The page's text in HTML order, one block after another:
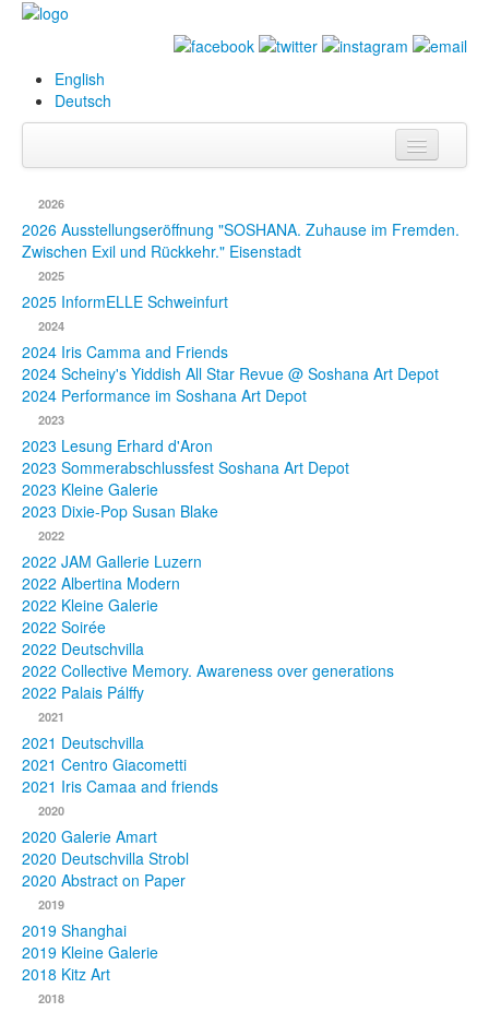
English
Deutsch
Biografie
Ausstellungen
& Projekte
Presse
Publikationen
Texte
Sammlungen
2026
2026 Ausstellungseröffnung "SOSHANA. Zuhause im Fremden.
Zwischen Exil und Rückkehr." Eisenstadt
2025
2025 InformELLE Schweinfurt
2024
2024 Iris Camma and Friends
2024 Scheiny's Yiddish All Star Revue @ Soshana Art Depot
2024 Performance im Soshana Art Depot
2023
2023 Lesung Erhard d'Aron
2023 Sommerabschlussfest Soshana Art Depot
2023 Kleine Galerie
2023 Dixie-Pop Susan Blake
2022
2022 JAM Gallerie Luzern
2022 Albertina Modern
2022 Kleine Galerie
2022 Soirée
2022 Deutschvilla
2022 Collective Memory. Awareness over generations
2022 Palais Pálffy
2021
2021 Deutschvilla
2021 Centro Giacometti
2021 Iris Camaa and friends
2020
2020 Galerie Amart
2020 Deutschvilla Strobl
2020 Abstract on Paper
2019
2019 Shanghai
2019 Kleine Galerie
2018 Kitz Art
2018